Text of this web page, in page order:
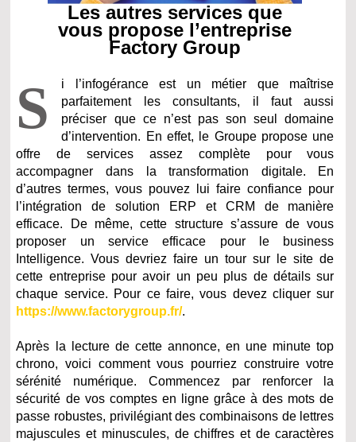
Les autres services que
vous propose l’entreprise
Factory Group
S
i l’infogérance est un métier que maîtrise
parfaitement les consultants, il faut aussi
préciser que ce n’est pas son seul domaine
d’intervention. En effet, le Groupe propose une
offre de services assez complète pour vous
accompagner dans la transformation digitale. En
d’autres termes, vous pouvez lui faire confiance pour
l’intégration de solution ERP et CRM de manière
efficace. De même, cette structure s’assure de vous
proposer un service efficace pour le business
Intelligence. Vous devriez faire un tour sur le site de
cette entreprise pour avoir un peu plus de détails sur
chaque service. Pour ce faire, vous devez cliquer sur
https://www.factorygroup.fr/.
Après la lecture de cette annonce, en une minute top
chrono, voici comment vous pourriez construire votre
sérénité numérique. Commencez par renforcer la
sécurité de vos comptes en ligne grâce à des mots de
passe robustes, privilégiant des combinaisons de lettres
majuscules et minuscules, de chiffres et de caractères